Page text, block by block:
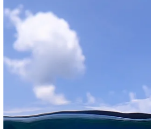
いただいています♪ 「久しぶりだから大丈夫かな…」と
迷っている方は、ぜひお気軽にご相談ください😊 特に
日は、のんびりゆっくりご利用いただけておすすめです
✨ そして今週末は、オープンウォーターダイバーコース
もスタート！ どんなダイバーが誕生するのか、スタッフ
も今からとても楽しみです✨